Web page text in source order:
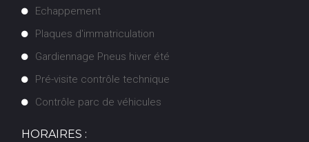
Echappement
Plaques d'immatriculation
Gardiennage Pneus hiver été
Pré-visite contrôle technique
Contrôle parc de véhicules
HORAIRES :